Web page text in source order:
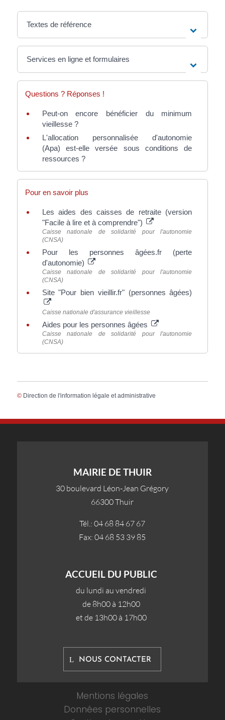
Textes de référence
Services en ligne et formulaires
Questions ? Réponses !
Peut-on encore bénéficier du minimum
vieillesse ?
L'allocation personnalisée d'autonomie
(Apa) est-elle versée sous conditions de
ressources ?
Pour en savoir plus
Les aides des caisses de retraite (version
"Facile à lire et à comprendre")
Caisse nationale de solidarité pour l'autonomie
(CNSA)
Pour les personnes âgées.fr (perte
d'autonomie)
Caisse nationale de solidarité pour l'autonomie
(CNSA)
Site "Pour bien vieillir.fr" (personnes âgées)
Caisse nationale d'assurance vieillesse
Aides pour les personnes âgées
Caisse nationale de solidarité pour l'autonomie
(CNSA)
© Direction de l'information légale et administrative
MAIRIE DE THUIR
30 boulevard Léon-Jean Grégory
66300 Thuir
Tél.: 04 68 84 67 67
Fax: 04 68 53 39 85
ACCUEIL DU PUBLIC
du lundi au vendredi
de 8h00 à 12h00
et de 13h00 à 17h00
NOUS CONTACTER
Mentions légales
Données personnelles